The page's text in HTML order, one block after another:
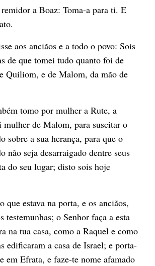
a Boaz: Toma-a para ti. E
aos anciãos e a todo o povo: Sois
de que tomei tudo quanto foi de
Quiliom, e de Malom, da mão de
tomo por mulher a Rute, a
mulher de Malom, para suscitar o
sobre a sua herança, para que o
não seja desarraigado dentre seus
do seu lugar; disto sois hoje
que estava na porta, e os anciãos,
testemunhas; o Senhor faça a esta
na tua casa, como a Raquel e como
edificaram a casa de Israel; e porta-
em Efrata, e faze-te nome afamado